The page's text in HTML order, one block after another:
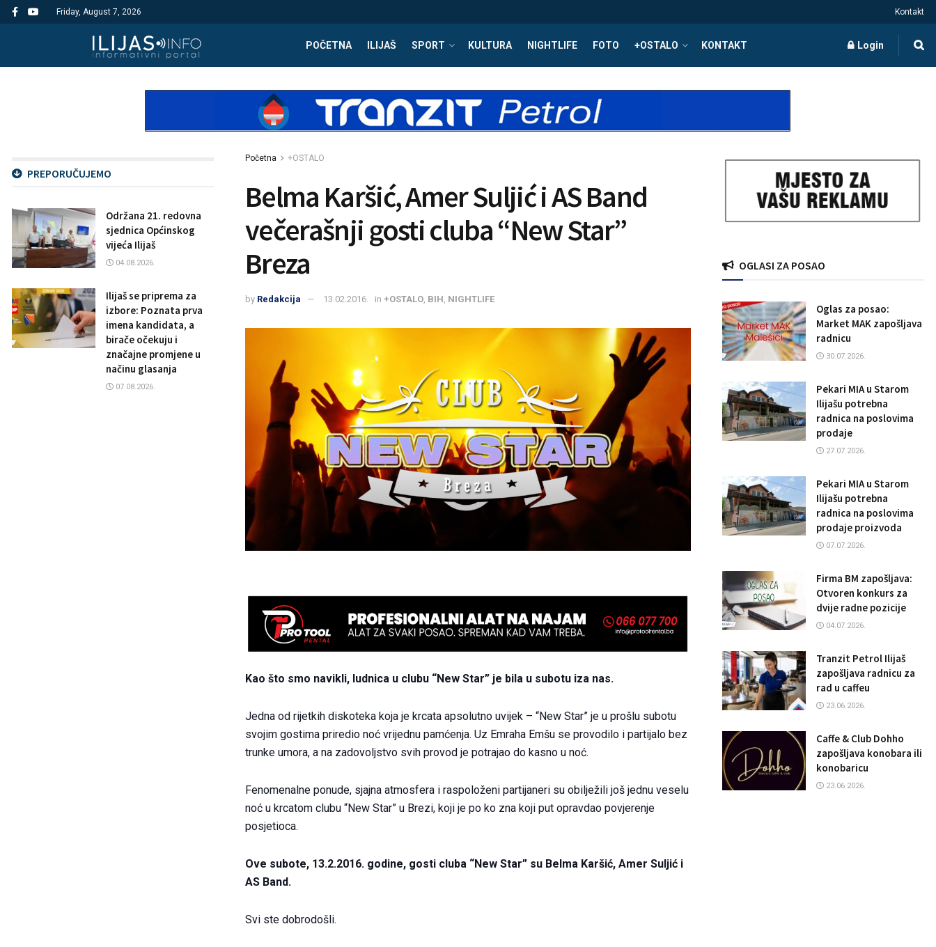
Friday, August 7, 2026 Kontakt
POČETNA ILIJAŠ SPORT KULTURA NIGHTLIFE FOTO +OSTALO KONTAKT Login
Početna +OSTALO
Belma Karšić, Amer Suljić i AS Band
večerašnji gosti cluba “New Star”
Breza
by Redakcija 13.02.2016. in +OSTALO BIH NIGHTLIFE
Kao što smo navikli, ludnica u clubu “New Star” je bila u subotu iza nas.
Jedna od rijetkih diskoteka koja je krcata apsolutno uvijek – “New Star” je u prošlu subotu
svojim gostima priredio noć vrijednu pamćenja. Uz Emraha Emšu se provodilo i partijalo bez
trunke umora, a na zadovoljstvo svih provod je potrajao do kasno u noć.
Fenomenalne ponude, sjajna atmosfera i raspoloženi partijaneri su obilježili još jednu veselu
noć u krcatom clubu “New Star” u Brezi, koji je po ko zna koji put opravdao povjerenje
posjetioca.
Ove subote, 13.2.2016. godine, gosti cluba “New Star” su Belma Karšić, Amer Suljić i
AS Band.
Svi ste dobrodošli.
PREPORUČUJEMO
Održana 21. redovna
sjednica Općinskog
vijeća Ilijaš
04.08.2026.
Ilijaš se priprema za
izbore: Poznata prva
imena kandidata, a
birače očekuju i
značajne promjene u
načinu glasanja
07.08.2026.
OGLASI ZA POSAO
Oglas za posao:
Market MAK zapošljava
radnicu
30.07.2026.
Pekari MIA u Starom
Ilijašu potrebna
radnica na poslovima
prodaje
27.07.2026.
Pekari MIA u Starom
Ilijašu potrebna
radnica na poslovima
prodaje proizvoda
07.07.2026.
Firma BM zapošljava:
Otvoren konkurs za
dvije radne pozicije
04.07.2026.
Tranzit Petrol Ilijaš
zapošljava radnicu za
rad u caffeu
23.06.2026.
Caffe & Club Dohho
zapošljava konobara ili
konobaricu
23.06.2026.